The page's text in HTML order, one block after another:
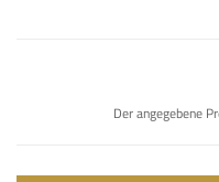
Der angegebene